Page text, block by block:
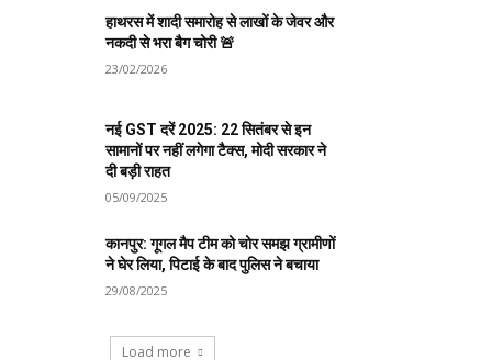
हाथरस में शादी समारोह से लाखों के जेवर और
नकदी से भरा बैग चोरी 🚨
23/02/2026
नई GST दरें 2025: 22 सितंबर से इन
सामानों पर नहीं लगेगा टैक्स, मोदी सरकार ने
दी बड़ी राहत
05/09/2025
कानपुर: गूगल मैप टीम को चोर समझ ग्रामीणों
ने घेर लिया, पिटाई के बाद पुलिस ने बचाया
29/08/2025
Load more